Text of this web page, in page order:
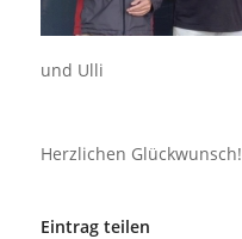
und Ulli
Herzlichen Glückwunsch!
Eintrag teilen